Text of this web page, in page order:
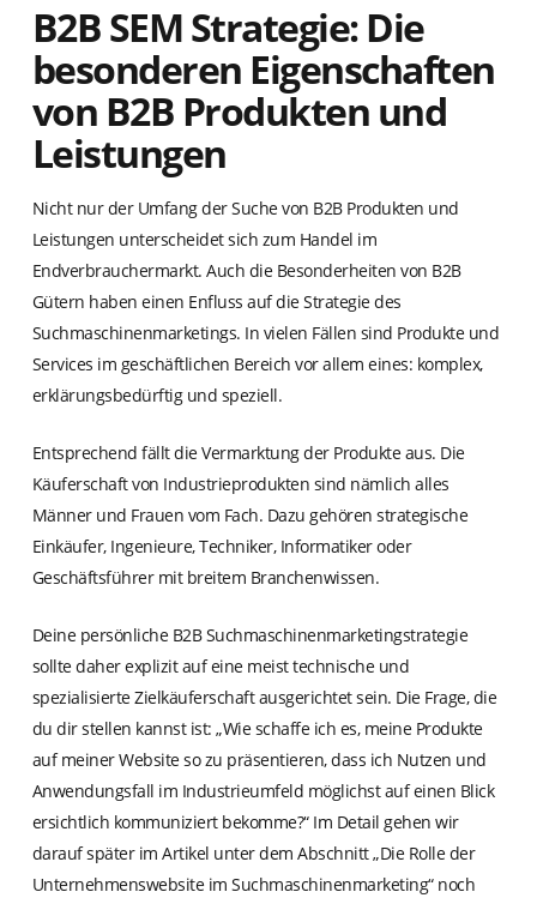
B2B SEM Strategie: Die
besonderen Eigenschaften
von B2B Produkten und
Leistungen
Nicht nur der Umfang der Suche von B2B Produkten und
Leistungen unterscheidet sich zum Handel im
Endverbrauchermarkt. Auch die Besonderheiten von B2B
Gütern haben einen Enfluss auf die Strategie des
Suchmaschinenmarketings. In vielen Fällen sind Produkte und
Services im geschäftlichen Bereich vor allem eines: komplex,
erklärungsbedürftig und speziell.
Entsprechend fällt die Vermarktung der Produkte aus. Die
Käuferschaft von Industrieprodukten sind nämlich alles
Männer und Frauen vom Fach. Dazu gehören strategische
Einkäufer, Ingenieure, Techniker, Informatiker oder
Geschäftsführer mit breitem Branchenwissen.
Deine persönliche B2B Suchmaschinenmarketingstrategie
sollte daher explizit auf eine meist technische und
spezialisierte Zielkäuferschaft ausgerichtet sein. Die Frage, die
du dir stellen kannst ist: „Wie schaffe ich es, meine Produkte
auf meiner Website so zu präsentieren, dass ich Nutzen und
Anwendungsfall im Industrieumfeld möglichst auf einen Blick
ersichtlich kommuniziert bekomme?“ Im Detail gehen wir
darauf später im Artikel unter dem Abschnitt „Die Rolle der
Unternehmenswebsite im Suchmaschinenmarketing“ noch